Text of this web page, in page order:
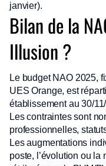
janvier).
Bilan de la
Illusion ?
Le budget NAO 2025,
UES Orange, est
établissement au 30/
Les contraintes sont
professionnelles,
Les augmentations
poste, l’évolution ou